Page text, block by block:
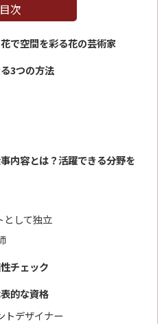
目次
で空間を彩る花の芸術家
3つの方法
内容とは？活躍できる分野を
として独立
チェック
的な資格
トデザイナー